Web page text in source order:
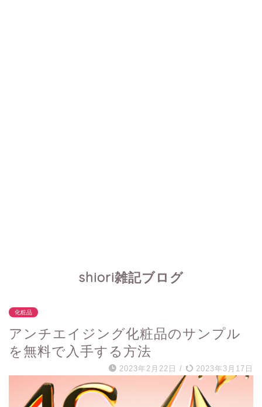
shiori雑記ブログ
化粧品
アンチエイジング化粧品のサンプル
を無料で入手する方法
2023年2月22日 / 2023年3月17日